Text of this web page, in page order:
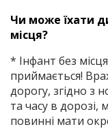
Чи може їхати
місця?
* Інфант без
приймається!
дорогу, згідно з
та часу в дорозі,
повинні мати